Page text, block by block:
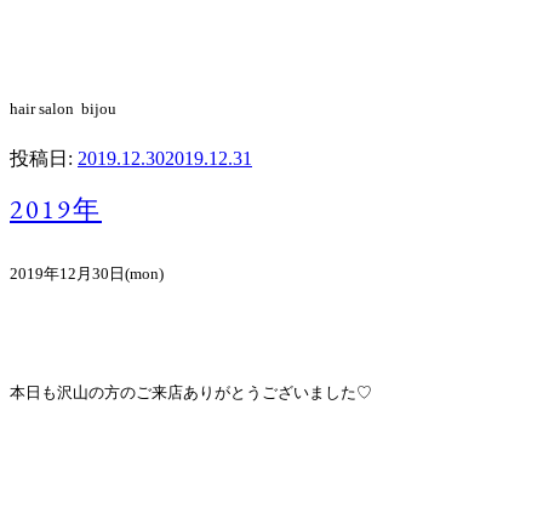
hair salon bijou
投稿日: 2019.12.302019.12.31
2019年
2019年12月30日(mon)
本日も沢山の方のご来店ありがとうございました♡